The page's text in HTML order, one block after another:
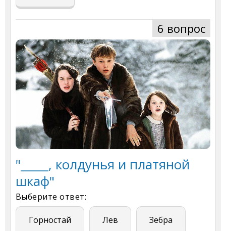
6 вопрос
"_____, колдунья и платяной
шкаф"
Выберите ответ:
Горностай Лев Зебра